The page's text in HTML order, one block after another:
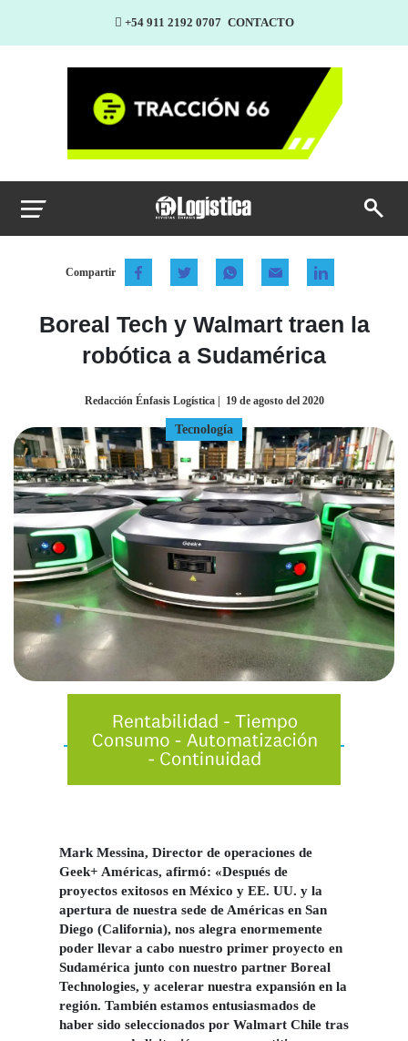
+54 911 2192 0707 CONTACTO
Compartir
Boreal Tech y Walmart traen la
robótica a Sudamérica
Redacción Énfasis Logística| 19 de agosto del 2020
Tecnología
Mark Messina, Director de operaciones de
Geek+ Américas, afirmó: «Después de
proyectos exitosos en México y EE. UU. y la
apertura de nuestra sede de Américas en San
Diego (California), nos alegra enormemente
poder llevar a cabo nuestro primer proyecto en
Sudamérica junto con nuestro partner Boreal
Technologies, y acelerar nuestra expansión en la
región. También estamos entusiasmados de
haber sido seleccionados por Walmart Chile tras